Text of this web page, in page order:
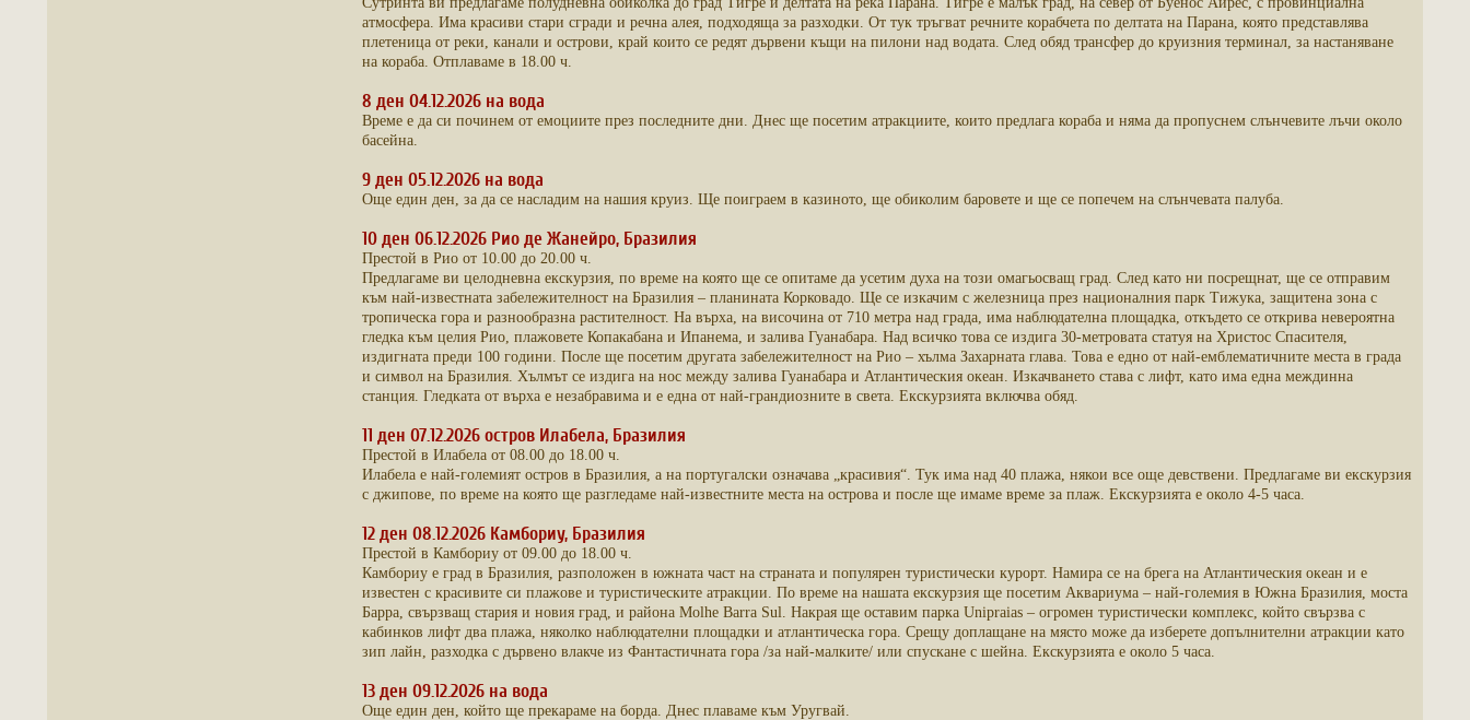
атмосфера. Има красиви стари сгради и речна алея, подходяща за разходки. От тук тръгват речните корабчета по делтата на Парана, която представлява
плетеница от реки, канали и острови, край които се редят дървени къщи на пилони над водата. След обяд трансфер до круизния терминал, за настаняване
на кораба. Отплаваме в 18.00 ч.
8 ден 04.12.2026 на вода
Време е да си починем от емоциите през последните дни. Днес ще посетим атракциите, които предлага кораба и няма да пропуснем слънчевите лъчи около
басейна.
9 ден 05.12.2026 на вода
Още един ден, за да се насладим на нашия круиз. Ще поиграем в казиното, ще обиколим баровете и ще се попечем на слънчевата палуба.
10 ден 06.12.2026 Рио де Жанейро, Бразилия
Престой в Рио от 10.00 до 20.00 ч.
Предлагаме ви целодневна екскурзия, по време на която ще се опитаме да усетим духа на този омагьосващ град. След като ни посрещнат, ще се отправим
към най-известната забележителност на Бразилия – планината Корковадо. Ще се изкачим с железница през националния парк Тижука, защитена зона с
тропическа гора и разнообразна растителност. На върха, на височина от 710 метра над града, има наблюдателна площадка, откъдето се открива невероятна
гледка към целия Рио, плажовете Копакабана и Ипанема, и залива Гуанабара. Над всичко това се издига 30-метровата статуя на Христос Спасителя,
издигната преди 100 години. После ще посетим другата забележителност на Рио – хълма Захарната глава. Това е едно от най-емблематичните места в града
и символ на Бразилия. Хълмът се издига на нос между залива Гуанабара и Атлантическия океан. Изкачването става с лифт, като има една междинна
станция. Гледката от върха е незабравима и е една от най-грандиозните в света. Екскурзията включва обяд.
11 ден 07.12.2026 остров Илабела, Бразилия
Престой в Илабела от 08.00 до 18.00 ч.
Илабела е най-големият остров в Бразилия, а на португалски означава „красивия“. Тук има над 40 плажа, някои все още девствени. Предлагаме ви екскурзия
с джипове, по време на която ще разгледаме най-известните места на острова и после ще имаме време за плаж. Екскурзията е около 4-5 часа.
12 ден 08.12.2026 Камбориу, Бразилия
Престой в Камбориу от 09.00 до 18.00 ч.
Камбориу е град в Бразилия, разположен в южната част на страната и популярен туристически курорт. Намира се на брега на Атлантическия океан и е
известен с красивите си плажове и туристическите атракции. По време на нашата екскурзия ще посетим Аквариума – най-големия в Южна Бразилия, моста
Барра, свързващ стария и новия град, и района Molhe Barra Sul. Накрая ще оставим парка Unipraias – огромен туристически комплекс, който свързва с
кабинков лифт два плажа, няколко наблюдателни площадки и атлантическа гора. Срещу доплащане на място може да изберете допълнителни атракции като
зип лайн, разходка с дървено влакче из Фантастичната гора /за най-малките/ или спускане с шейна. Екскурзията е около 5 часа.
13 ден 09.12.2026 на вода
Още един ден, който ще прекараме на борда. Днес плаваме към Уругвай.